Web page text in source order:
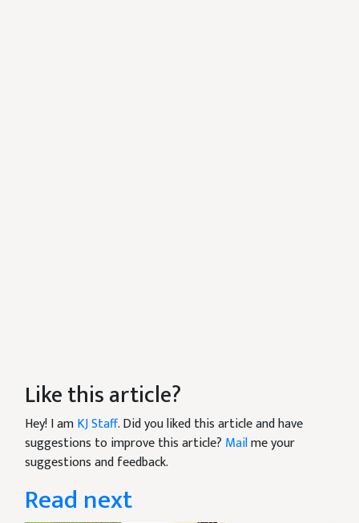
Like this article?
Hey! I amKJ Staff. Did you liked this article and have
suggestions to improve this article? Mailme your
suggestions and feedback.
Read next